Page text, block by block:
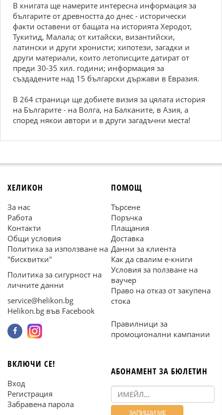
В книгата ще намерите интересна информация за
българите от древността до днес - исторически
факти оставени от бащата на историята Херодот,
Тукитид, Малала; от китайски, византийски,
латински и други хронисти; хипотези, загадки и
други материали, които летописците датират от
преди 30-35 хил. години; информация за
създадените над 15 български държави в Евразия.
В 264 страници ще добиете визия за цялата история
на Българите - на Волга, на Балканите, в Азия, а
според някои автори и в други загадъчни места!
ХЕЛИКОН
За нас
Работа
Контакти
Общи условия
Политика за използване на
"бисквитки"
Политика за сигурност на
личните данни
service@helikon.bg
Helikon.bg във Facebook
ПОМОЩ
Търсене
Поръчка
Плащания
Доставка
Данни за клиента
Как да свалим е-книги
Условия за ползване на
ваучер
Право на отказ от закупена
стока
Правилници за
промоционални кампании
ВКЛЮЧИ СЕ!
Вход
Регистрация
Забравена парола
АБОНАМЕНТ ЗА БЮЛЕТИН